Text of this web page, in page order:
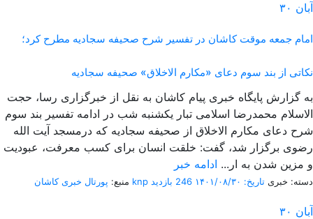
۳۰ آبان
امام جمعه موقت کاشان در تفسیر شرح صحیفه سجادیه مطرح کرد؛
نکاتی از بند سوم دعای «مکارم الاخلاق» صحیفه سجادیه
به گزارش پایگاه خبری پیام کاشان به نقل از خبرگزاری رسا، حجت
الاسلام محمدرضا اسلامی تبار یکشنبه شب در ادامه تفسیر بند سوم
شرح دعای مکارم الاخلاق از صحیفه سجادیه که درمسجد آیت الله
رضوی برگزار شد، گفت: خلقت انسان برای کسب معرفت، عبودیت
و مزین شدن به ار... ادامه خبر
منبع: پورتال خبری كاشان knp دسته: خبری تاریخ: ۱۴۰۱/۰۸/۳۰ 246 بازدید
۳۰ آبان